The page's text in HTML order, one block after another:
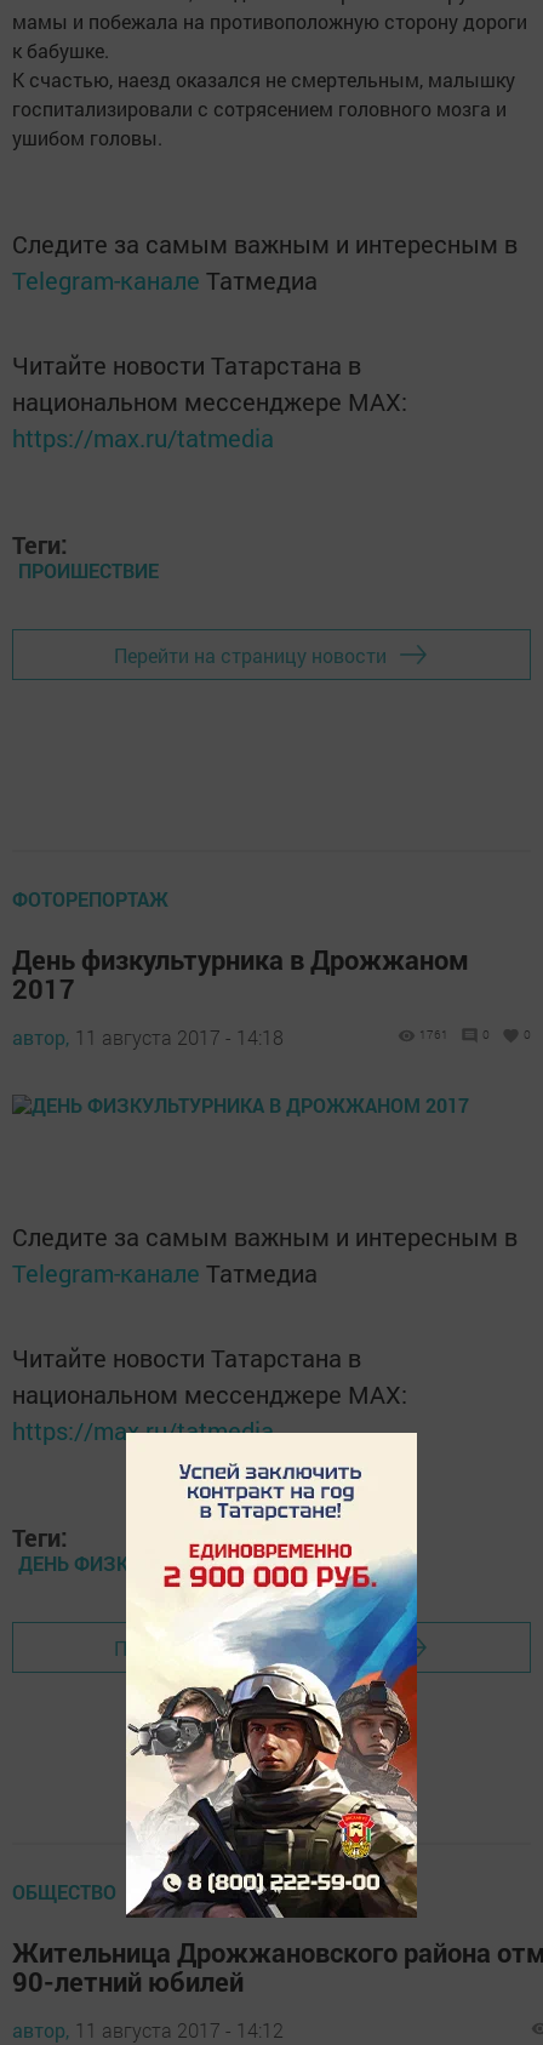
мамы и побежала на противоположную сторону дороги
к бабушке.
К счастью, наезд оказался не смертельным, малышку
госпитализировали с сотрясением головного мозга и
ушибом головы.
Следите за самым важным и интересным в
Telegram-канале Татмедиа
Читайте новости Татарстана в
национальном мессенджере MАХ:
https://max.ru/tatmedia
Теги:
ПРОИШЕСТВИЕ
Перейти на страницу новости
ФОТОРЕПОРТАЖ
День физкультурника в Дрожжаном
2017
автор, 11 августа 2017 - 14:18 1761 0 0
Следите за самым важным и интересным в
Telegram-канале Татмедиа
Читайте новости Татарстана в
национальном мессенджере MАХ:
https://max.ru/tatmedia
Теги:
ДЕНЬ ФИЗКУЛЬТУРНИКА
Перейти на страницу новости
ОБЩЕСТВО
Жительница Дрожжановского района
90-летний юбилей
автор, 11 августа 2017 - 14:12